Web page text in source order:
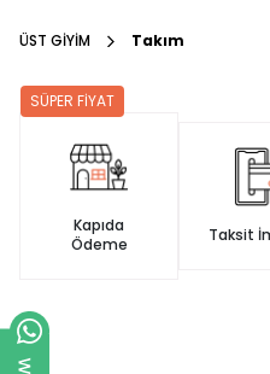
ÜST GİYİM Takım
SÜPER FİYAT
Kapıda
Ödeme
Taksit